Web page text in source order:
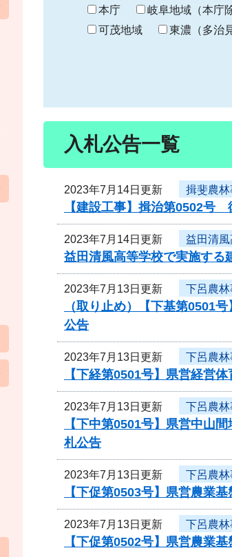
ま
り
本庁 岐阜地域（本庁
可茂地域
東濃（多治
入札公告一覧
2023年7月14日更新 揖斐農
【建設工事】揖治第0502号
2023年7月14日更新 益田清
益田清風高等学校で実施する
2023年7月13日更新 下呂農
（取り止め）【下基第0501
公告
2023年7月13日更新 下呂農
【下経第0501号】県営経営
2023年7月13日更新 下呂農
【下中第0501号】県営中山
札公告
2023年7月13日更新 下呂農
【下促第0503号】県営農業
2023年7月13日更新 下呂農
【下促第0502号】県営農業